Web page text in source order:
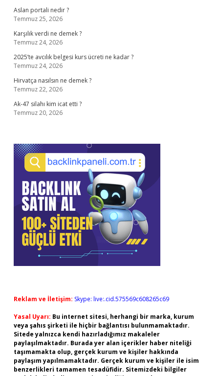
Aslan portali nedir ?
Temmuz 25, 2026
Karşılık verdi ne demek ?
Temmuz 24, 2026
2025’te avcılık belgesi kurs ücreti ne kadar ?
Temmuz 24, 2026
Hirvatça nasılsın ne demek ?
Temmuz 22, 2026
Ak-47 silahı kim icat etti ?
Temmuz 20, 2026
Reklam ve İletişim: Skype: live:.cid.575569c608265c69
Yasal Uyarı: Bu internet sitesi, herhangi bir marka, kurum
veya şahıs şirketi ile hiçbir bağlantısı bulunmamaktadır.
Sitede yalnızca kendi hazırladığımız makaleler
paylaşılmaktadır. Burada yer alan içerikler haber niteliği
taşımamakta olup, gerçek kurum ve kişiler hakkında
paylaşım yapılmamaktadır. Gerçek kurum ve kişiler ile isim
benzerlikleri tamamen tesadüfidir. Sitemizdeki bilgiler